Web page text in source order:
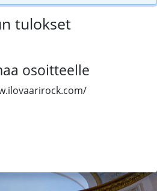
tulokset
osoitteelle